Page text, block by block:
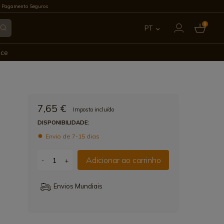
Pagamento Seguros
PT 0
7,65 €
Imposto incluído
DISPONIBILIDADE:
Envio de 7-15 dias
- + Adicionar ao carrinho
Envios Mundiais